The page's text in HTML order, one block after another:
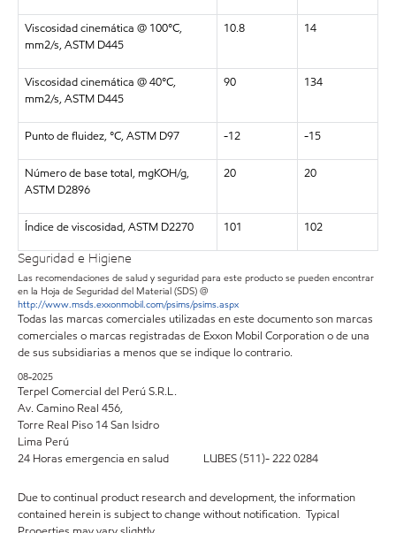
Viscosidad cinemática @ 100°C,
mm2/s, ASTM D445
10.8 14
Viscosidad cinemática @ 40°C,
mm2/s, ASTM D445
90 134
Punto de fluidez, °C, ASTM D97 -12 -15
Número de base total, mgKOH/g,
ASTM D2896
20 20
Índice de viscosidad, ASTM D2270 101 102
Seguridad e Higiene
Las recomendaciones de salud y seguridad para este producto se pueden encontrar
en la Hoja de Seguridad del Material (SDS) @
http://www.msds.exxonmobil.com/psims/psims.aspx
Todas las marcas comerciales utilizadas en este documento son marcas
comerciales o marcas registradas de Exxon Mobil Corporation o de una
de sus subsidiarias a menos que se indique lo contrario.
08-2025
Terpel Comercial del Perú S.R.L.
Av. Camino Real 456,
Torre Real Piso 14 San Isidro
Lima Perú
24 Horas emergencia en salud LUBES (511)- 222 0284
Due to continual product research and development, the information
contained herein is subject to change without notification. Typical